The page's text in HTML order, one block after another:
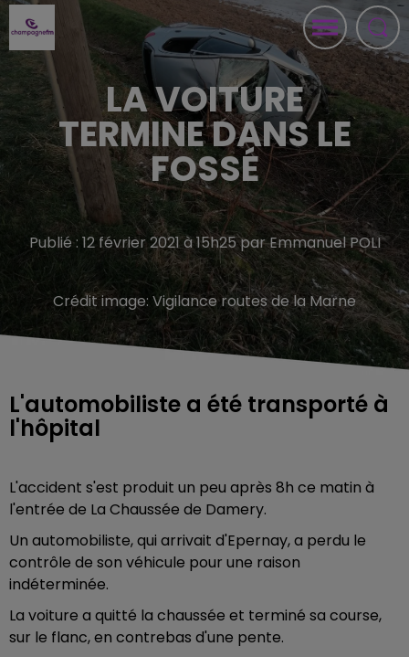
LA VOITURE
TERMINE DANS LE
FOSSÉ
Publié : 12 février 2021 à 15h25 par Emmanuel POLI
Crédit image: Vigilance routes de la Marne
L'automobiliste a été transporté à
l'hôpital
L'accident s'est produit un peu après 8h ce matin à
l'entrée de La Chaussée de Damery.
Un automobiliste, qui arrivait d'Epernay, a perdu le
contrôle de son véhicule pour une raison
indéterminée.
La voiture a quitté la chaussée et terminé sa course,
sur le flanc, en contrebas d'une pente.